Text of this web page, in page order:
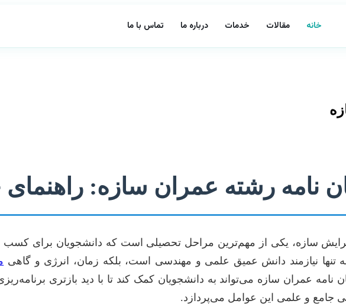
خانه مقالات خدمات درباره ما تماس با ما
نامه رشته عمران سازه:
سازه، یکی از مهم‌ترین مراحل تحصیلی است که دانشجویان برای کسب
تنها نیازمند دانش عمیق علمی و مهندسی است، بلکه زمان، انرژی و گاهی
عمران سازه می‌تواند به دانشجویان کمک کند تا با دید بازتری
جامع و علمی این عوامل می‌پردازد.